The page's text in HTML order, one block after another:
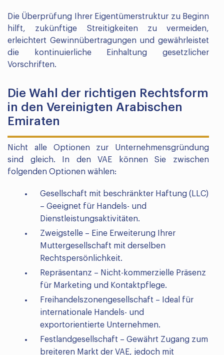
Die Überprüfung Ihrer Eigentümerstruktur zu Beginn
hilft, zukünftige Streitigkeiten zu vermeiden,
erleichtert Gewinnübertragungen und gewährleistet
die kontinuierliche Einhaltung gesetzlicher
Vorschriften.
Die Wahl der richtigen Rechtsform
in den Vereinigten Arabischen
Emiraten
Nicht alle Optionen zur Unternehmensgründung
sind gleich. In den VAE können Sie zwischen
folgenden Optionen wählen:
Gesellschaft mit beschränkter Haftung (LLC)
– Geeignet für Handels- und
Dienstleistungsaktivitäten.
Zweigstelle – Eine Erweiterung Ihrer
Muttergesellschaft mit derselben
Rechtspersönlichkeit.
Repräsentanz – Nicht-kommerzielle Präsenz
für Marketing und Kontaktpflege.
Freihandelszonengesellschaft – Ideal für
internationale Handels- und
exportorientierte Unternehmen.
Festlandgesellschaft – Gewährt Zugang zum
breiteren Markt der VAE, jedoch mit